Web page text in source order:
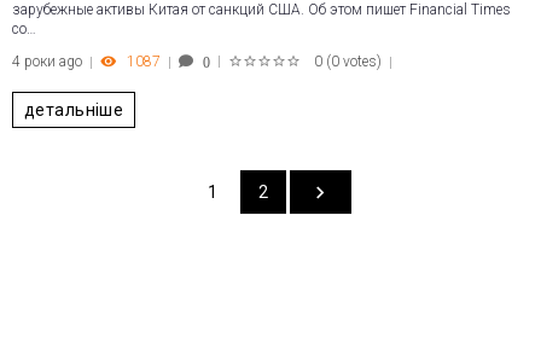
зарубежные активы Китая от санкций США. Об этом пишет Financial Times
со…
4 роки ago
1087 0 0 (0 votes)
детальніше
1 2